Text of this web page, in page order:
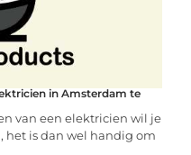
in Amsterdam te
van een elektricien wil je
het is dan wel handig om